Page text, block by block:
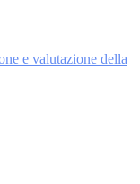
e valutazione della